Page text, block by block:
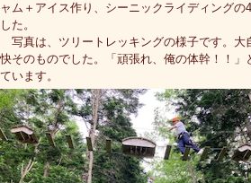
ャム＋アイス作り、シーニックライディングの
した。
写真は、ツリートレッキングの様子です。大
快そのものでした。「頑張れ、俺の体幹！！」
ています。